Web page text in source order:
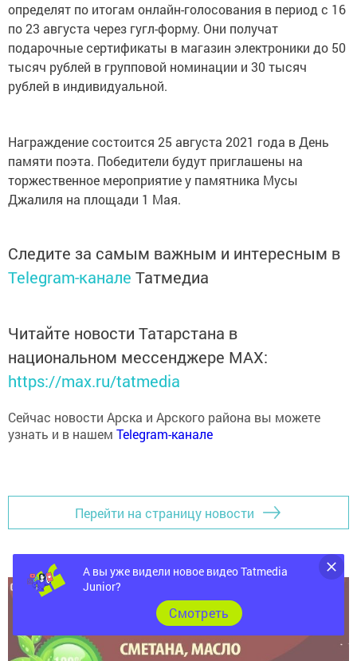
определят по итогам онлайн-голосования в период с 16
по 23 августа через гугл-форму. Они получат
подарочные сертификаты в магазин электроники до 50
тысяч рублей в групповой номинации и 30 тысяч
рублей в индивидуальной.
Награждение состоится 25 августа 2021 года в День
памяти поэта. Победители будут приглашены на
торжественное мероприятие у памятника Мусы
Джалиля на площади 1 Мая.
Следите за самым важным и интересным в
Telegram-канале Татмедиа
Читайте новости Татарстана в
национальном мессенджере MАХ:
https://max.ru/tatmedia
Сейчас новости Арска и Арского района вы можете
узнать и в нашем Telegram-канале
Перейти на страницу новости
А вы уже видели новое видео Tatmedia
Junior?
Cмотреть